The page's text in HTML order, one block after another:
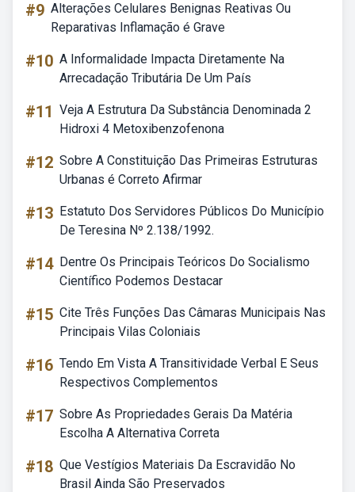
#9 Alterações Celulares Benignas Reativas Ou
Reparativas Inflamação é Grave
#10 A Informalidade Impacta Diretamente Na
Arrecadação Tributária De Um País
#11 Veja A Estrutura Da Substância Denominada 2
Hidroxi 4 Metoxibenzofenona
#12 Sobre A Constituição Das Primeiras Estruturas
Urbanas é Correto Afirmar
#13 Estatuto Dos Servidores Públicos Do Município
De Teresina Nº 2.138/1992.
#14 Dentre Os Principais Teóricos Do Socialismo
Científico Podemos Destacar
#15 Cite Três Funções Das Câmaras Municipais Nas
Principais Vilas Coloniais
#16 Tendo Em Vista A Transitividade Verbal E Seus
Respectivos Complementos
#17 Sobre As Propriedades Gerais Da Matéria
Escolha A Alternativa Correta
#18 Que Vestígios Materiais Da Escravidão No
Brasil Ainda São Preservados